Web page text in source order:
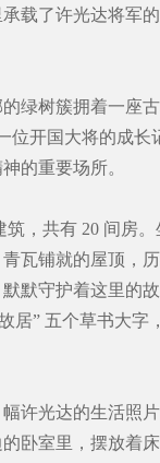
载了许光达将军
绿树簇拥着一座
位开国大将的成
的重要场所。
，共有 20 间房
瓦铺就的屋顶，
默守护着这里的
居” 五个草书大字
许光达的生活照
卧室里，摆放着